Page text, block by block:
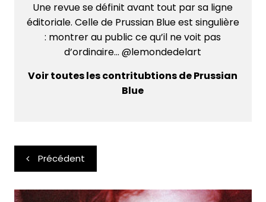
Une revue se définit avant tout par sa ligne
éditoriale. Celle de Prussian Blue est singulière
: montrer au public ce qu’il ne voit pas
d’ordinaire... @lemondedelart
Voir toutes les contritubtions de Prussian
Blue
Navigation
de
l’article
Précédent